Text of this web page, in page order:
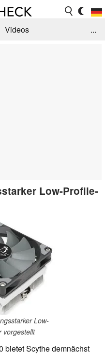
Videos
...
Low-Profile-
Low-
vorgestellt
bietet Scythe demnächst